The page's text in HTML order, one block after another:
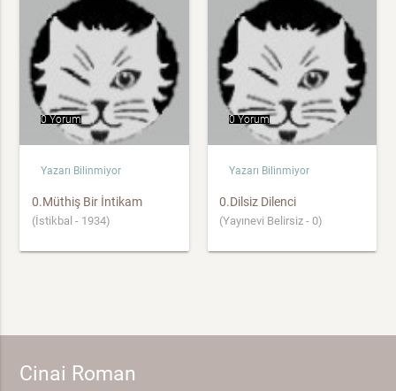
0 Yorum
Yazarı Bilinmiyor
0.Müthiş Bir İntikam
(İstikbal - 1934)
0 Yorum
Yazarı Bilinmiyor
0.Dilsiz Dilenci
(Yayınevi Belirsiz - 0)
Cinai Roman